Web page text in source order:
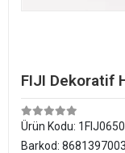
FIJI Dekoratif
Ürün Kodu:
Barkod: